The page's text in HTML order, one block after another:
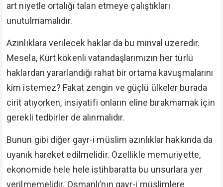
art niyetle ortalığı talan etmeye çalıştıkları
unutulmamalıdır.
Azınlıklara verilecek haklar da bu minval üzeredir.
Mesela, Kürt kökenli vatandaşlarımızın her türlü
haklardan yararlandığı rahat bir ortama kavuşmalarını
kim istemez? Fakat zengin ve güçlü ülkeler burada
cirit atıyorken, insiyatifi onların eline bırakmamak için
gerekli tedbirler de alınmalıdır.
Bunun gibi diğer gayr-i müslim azınlıklar hakkında da
uyanık hareket edilmelidir. Özellikle memuriyette,
ekonomide hele hele istihbaratta bu unsurlara yer
verilmemelidir. Osmanlı’nın gayr-i müslimlere